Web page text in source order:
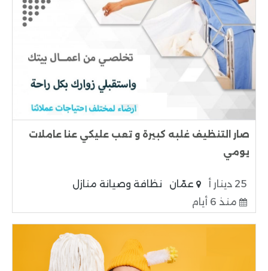
صار التنظيف غلبه كبيرة و تعب عليكي عنا عاملات
يومي
25 دينار أ عمّان
نظافة وصيانة منازل
منذ 6 أيام